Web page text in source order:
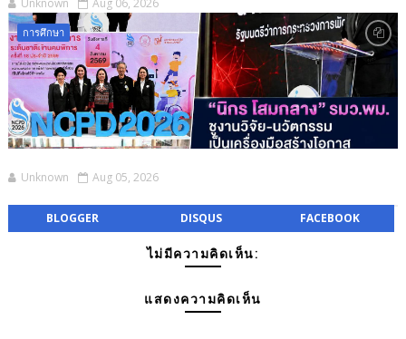
การศึกษา
Unknown Aug 05, 2026
BLOGGER DISQUS FACEBOOK
ไม่มีความคิดเห็น:
แสดงความคิดเห็น